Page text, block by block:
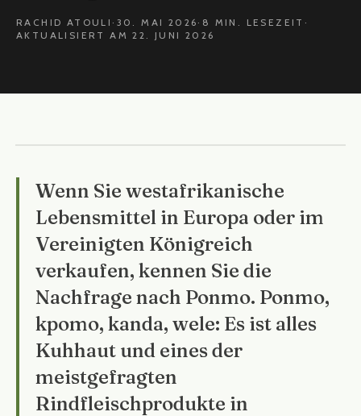
RACHID ATOULI · 30. MAI 2026 · 8 MIN. LESEZEIT ·
AKTUALISIERT AM 22. JUNI 2026
Wenn Sie westafrikanische
Lebensmittel in Europa oder im
Vereinigten Königreich
verkaufen, kennen Sie die
Nachfrage nach Ponmo. Ponmo,
kpomo, kanda, wele: Es ist alles
Kuhhaut und eines der
meistgefragten
Rindfleischprodukte in